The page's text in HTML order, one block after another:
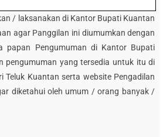
/ laksanakan di Kantor Bupati Kuantan
agar Panggilan ini diumumkan dengan
papan Pengumuman di Kantor Bupati
pengumuman yang tersedia untuk itu di
Teluk Kuantan serta website Pengadilan
diketahui oleh umum / orang banyak /